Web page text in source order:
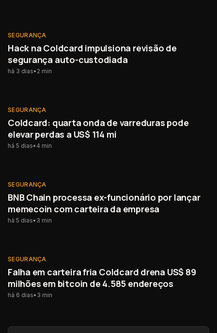
SEGURANÇA
SEGURANÇA
Hack na Coldcard impulsiona revisão de
segurança auto-custodiada
há 3 dias• 2 min
SEGURANÇA
SEGURANÇA
Coldcard: quarta onda de varreduras pode
elevar perdas a US$ 114 mi
há 5 dias• 4 min
SEGURANÇA
SEGURANÇA
BNB Chain processa ex-funcionário por lançar
memecoin com carteira da empresa
há 5 dias• 3 min
SEGURANÇA
SEGURANÇA
Falha em carteira fria Coldcard drena US$ 89
milhões em bitcoin de 4.585 endereços
há 6 dias• 3 min